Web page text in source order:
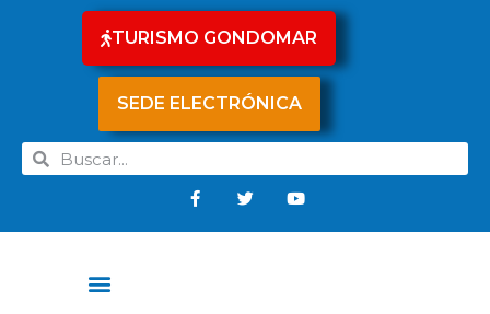
TURISMO GONDOMAR
SEDE ELECTRÓNICA